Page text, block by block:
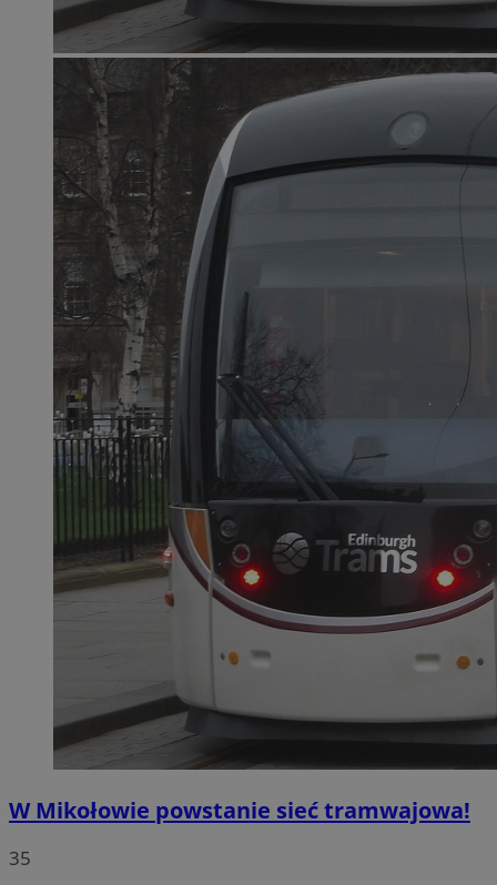
W Mikołowie powstanie sieć tramwajowa!
35